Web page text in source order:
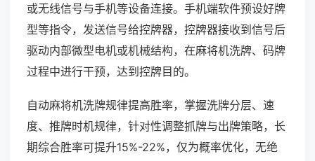
或无线信号与手机等设备连接。手机端软件预设好牌
型等指令，发送信号给控牌器，控牌器接收到信号后
驱动内部微型电机或机械结构，在麻将机洗牌、码牌
过程中进行干预，达到控牌目的。
自动麻将机洗牌规律提高胜率，掌握洗牌分层、速
度、推牌时机规律，针对性调整抓牌与出牌策略，长
期综合胜率可提升15%-22%，仅为概率优化，无绝